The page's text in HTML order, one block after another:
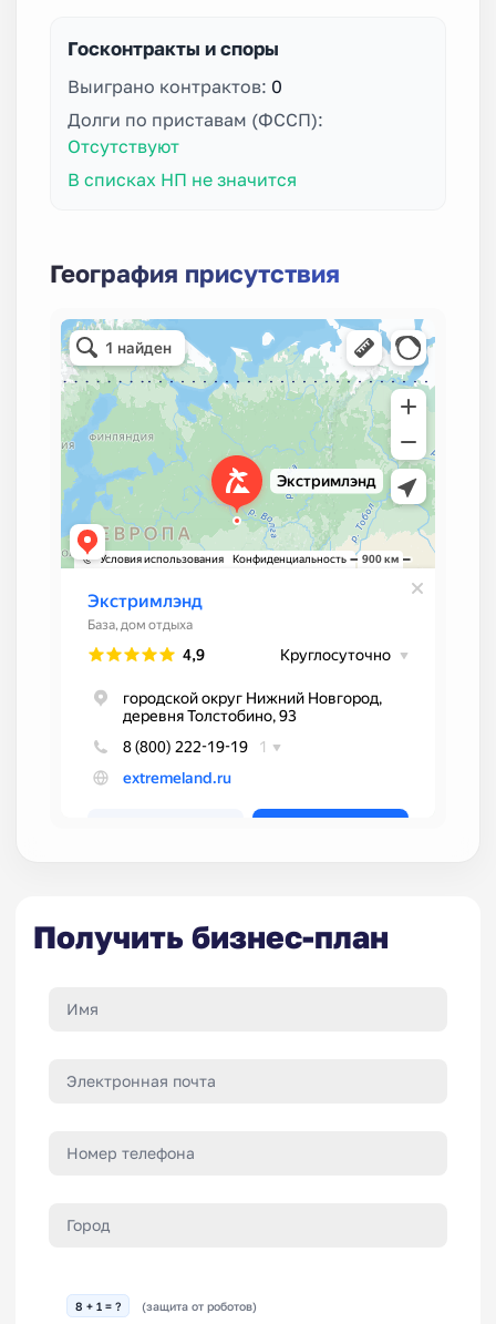
Госконтракты и споры
Выиграно контрактов: 0
Долги по приставам (ФССП):
Отсутствуют
В списках НП не значится
География присутствия
Получить бизнес-план
8 + 1 = ? (защита от роботов)